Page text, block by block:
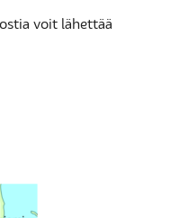
voit lähettää